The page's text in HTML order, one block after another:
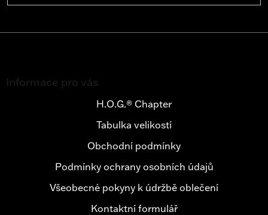
Informace pro vás
H.O.G.® Chapter
Tabulka velikostí
Obchodní podmínky
Podmínky ochrany osobních údajů
Všeobecné pokyny k údržbě oblečení
Kontaktní formulář